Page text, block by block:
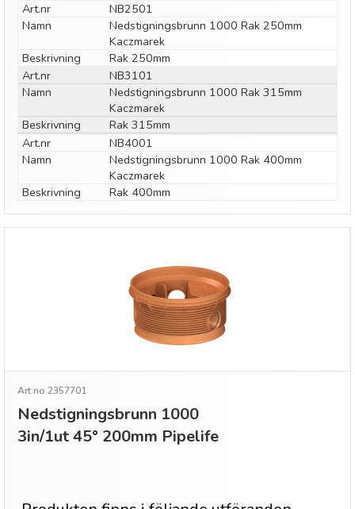
Art.nr
NB2501
Namn
Nedstigningsbrunn 1000 Rak 250mm
Kaczmarek
Beskrivning
Rak 250mm
Art.nr
NB3101
Namn
Nedstigningsbrunn 1000 Rak 315mm
Kaczmarek
Beskrivning
Rak 315mm
Art.nr
NB4001
Namn
Nedstigningsbrunn 1000 Rak 400mm
Kaczmarek
Beskrivning
Rak 400mm
Art.no 2357701
Nedstigningsbrunn 1000
3in/1ut 45° 200mm Pipelife